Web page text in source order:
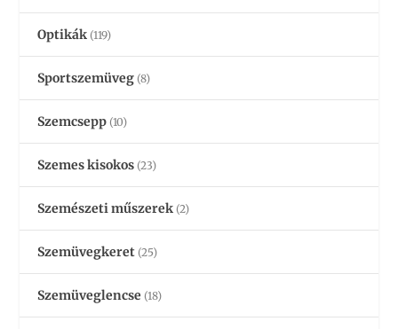
Optikák (119)
Sportszemüveg (8)
Szemcsepp (10)
Szemes kisokos (23)
Szemészeti műszerek (2)
Szemüvegkeret (25)
Szemüveglencse (18)